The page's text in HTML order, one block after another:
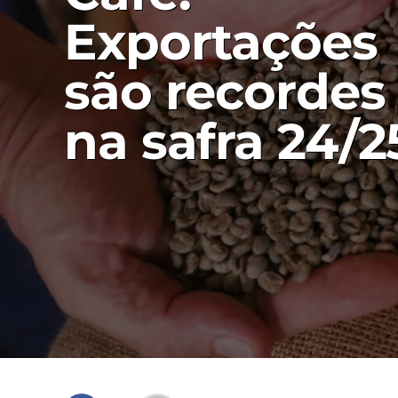
Exportações
são recordes
na safra 24/